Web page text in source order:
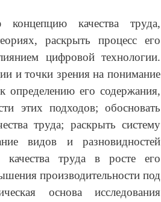
качества труда,
раскрыть процесс его
цифровой технологии.
и точки зрения на понимание
определению его содержания,
этих подходов; обосновать
труда; раскрыть систему
видов и разновидностей
качества труда в росте его
производительности под
основа исследования